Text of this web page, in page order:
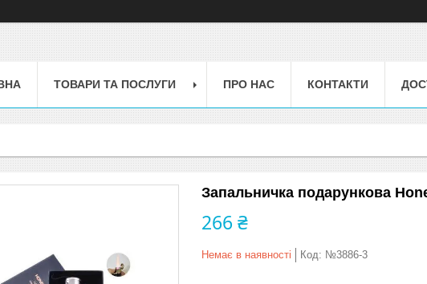
ТОВАРИ ТА ПОСЛУГИ ПРО НАС КОНТАКТИ
Запальничка подарункова
266 ₴
Немає в наявності Код: №3886-3